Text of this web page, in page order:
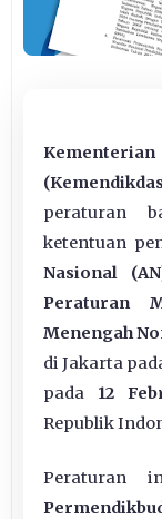
Kementerian
peraturan
ketentuan
Nasional
Peraturan
Menengah
di Jakarta
pada 12
Republik
Peraturan